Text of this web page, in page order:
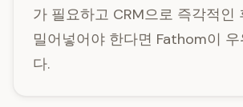
가 필요하고 CRM으로 즉각적인
밀어넣어야 한다면 Fathom이
다.